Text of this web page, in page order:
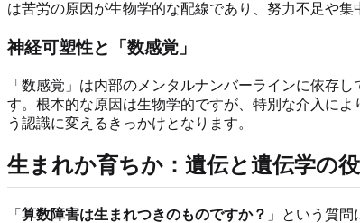
は苦労の原因が生物学的な配線であり、努力不足や集
神経可塑性と「数感覚」
「数感覚」は内部のメンタルナンバーラインに依存し
す。根本的な原因は生物学的ですが、特別な介入に
う認識に変えるきっかけとなります。
生まれか育ちか：遺伝と遺伝学の
「 算数障害は生まれつきのものですか？ 」という質